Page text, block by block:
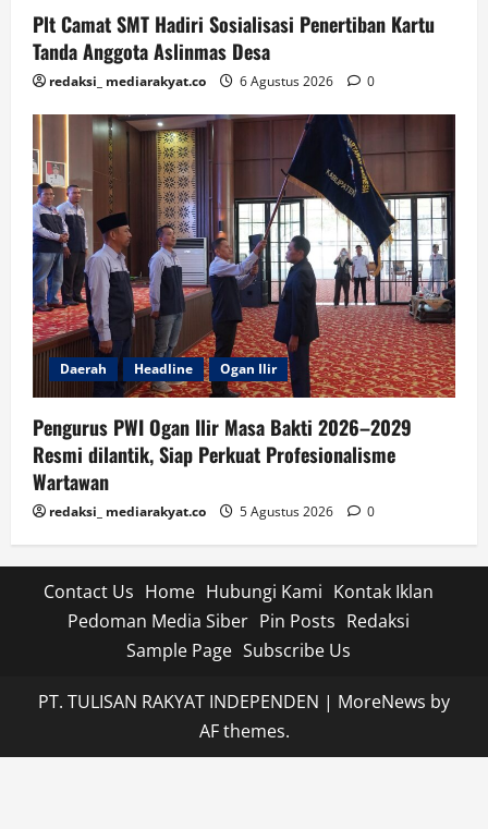
Plt Camat SMT Hadiri Sosialisasi Penertiban Kartu
Tanda Anggota Aslinmas Desa
redaksi_ mediarakyat.co 6 Agustus 2026 0
Daerah Headline Ogan Ilir
Pengurus PWI Ogan Ilir Masa Bakti 2026–2029
Resmi dilantik, Siap Perkuat Profesionalisme
Wartawan
redaksi_ mediarakyat.co 5 Agustus 2026 0
Contact Us Home Hubungi Kami Kontak Iklan
Pedoman Media Siber Pin Posts Redaksi
Sample Page Subscribe Us
PT. TULISAN RAKYAT INDEPENDEN | MoreNews by
AF themes.